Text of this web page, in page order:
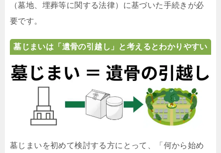
（墓地、埋葬等に関する法律）に基づいた手続きが必
要です。
墓じまいは「遺骨の引越し」と考えるとわかりやすい
墓じまいを初めて検討する方にとって、「何から始め